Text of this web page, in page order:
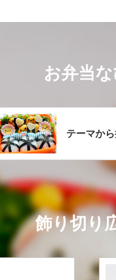
お弁当
テーマか
飾り切り